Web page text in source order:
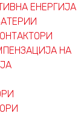
ЕНЕРГИЈА
НА